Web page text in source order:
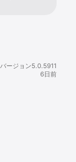
バージョン5.0.5911
6日前